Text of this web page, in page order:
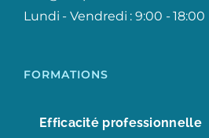
Lundi - Vendredi : 9:00 - 18:00
FORMATIONS
Efficacité professionnelle